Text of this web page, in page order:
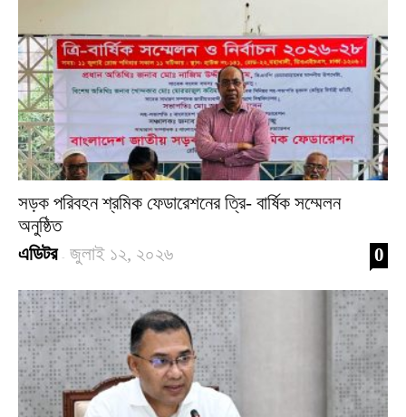
সড়ক পরিবহন শ্রমিক ফেডারেশনের ত্রি- বার্ষিক সম্মেলন
অনুষ্ঠিত
এডিটর - জুলাই ১২, ২০২৬ 0